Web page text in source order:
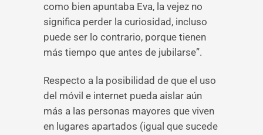
como bien apuntaba Eva, la vejez no
significa perder la curiosidad, incluso
puede ser lo contrario, porque tienen
más tiempo que antes de jubilarse”.
Respecto a la posibilidad de que el uso
del móvil e internet pueda aislar aún
más a las personas mayores que viven
en lugares apartados (igual que sucede